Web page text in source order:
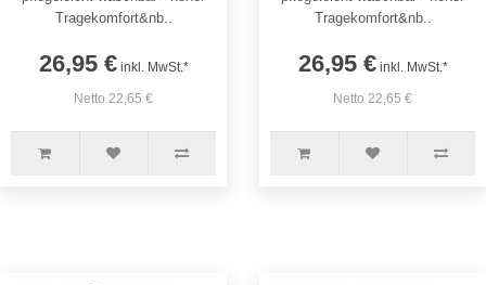
Tragekomfort&nb..
26,95 €inkl. MwSt.*
Netto 22,65 €
Tragekomfort&nb..
26,95 €inkl. MwSt.*
Netto 22,65 €